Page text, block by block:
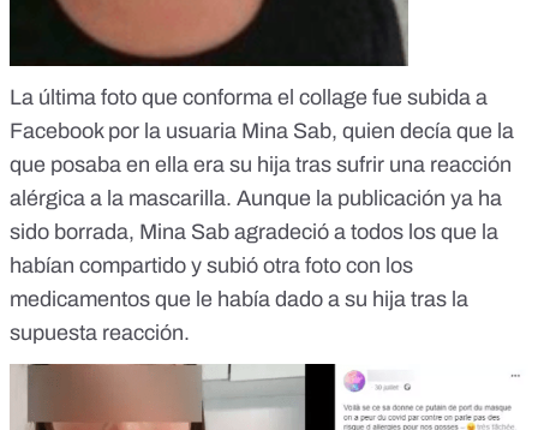
La última foto que conforma el collage fue subida a
Facebook por la usuaria Mina Sab, quien decía que la
que posaba en ella era su hija tras sufrir una reacción
alérgica a la mascarilla. Aunque la publicación ya ha
sido borrada, Mina Sab agradeció a todos los que la
habían compartido y subió otra foto con los
medicamentos que le había dado a su hija tras la
supuesta reacción.